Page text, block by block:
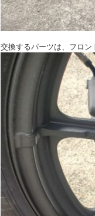
交換するパーツは、フロン